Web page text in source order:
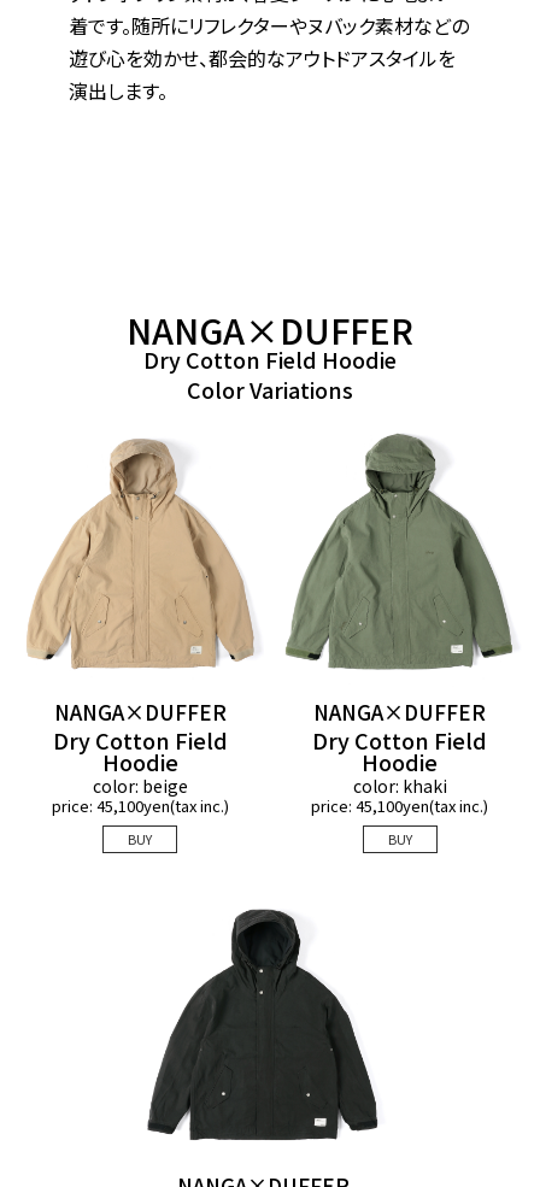
着です。随所にリフレクターやヌバック素材などの
遊び心を効かせ、都会的なアウトドアスタイルを
演出します。
Detail 01
襟元の織ネームには両ブランドのロゴを並
べ、特別感を演出。胸元にはNANGAのアイ
コニックな刺繍を施し、さりげない大人の
アクセントを効かせています。
NANGA×DUFFER
Dry Cotton Field Hoodie
Color Variations
NANGA×DUFFER
Dry Cotton Field
Hoodie
color: beige
price: 45,100yen(tax inc.)
BUY
NANGA×DUFFER
Dry Cotton Field
Hoodie
color: khaki
price: 45,100yen(tax inc.)
BUY